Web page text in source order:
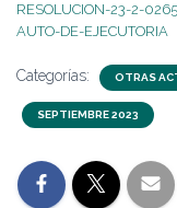
RESOLUCION-23-2-
AUTO-DE-EJECUTORIA
Categorías: OTRAS
SEPTIEMBRE 2023